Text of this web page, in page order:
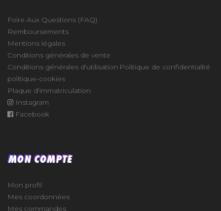
Foire Aux Questions (FAQ)
Remboursements
Mentions légales
Conditions générales de vente
Conditions générales d'utilisation Politique de confidentialité
politique-cookies
Plaque d'immatriculation
Instagram
Facebook
MON COMPTE
Mon profil
Mes coordonnées
Mes commandes